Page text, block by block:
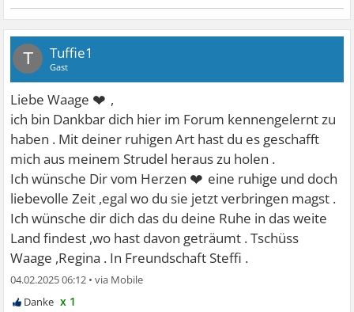
T Tuffie1
Gast
Liebe Waage ❤ ,
ich bin Dankbar dich hier im Forum kennengelernt zu
haben . Mit deiner ruhigen Art hast du es geschafft
mich aus meinem Strudel heraus zu holen .
Ich wünsche Dir vom Herzen ❤ eine ruhige und doch
liebevolle Zeit ,egal wo du sie jetzt verbringen magst .
Ich wünsche dir dich das du deine Ruhe in das weite
Land findest ,wo hast davon geträumt . Tschüss
Waage ,Regina . In Freundschaft Steffi .
04.02.2025 06:12 •
x 1